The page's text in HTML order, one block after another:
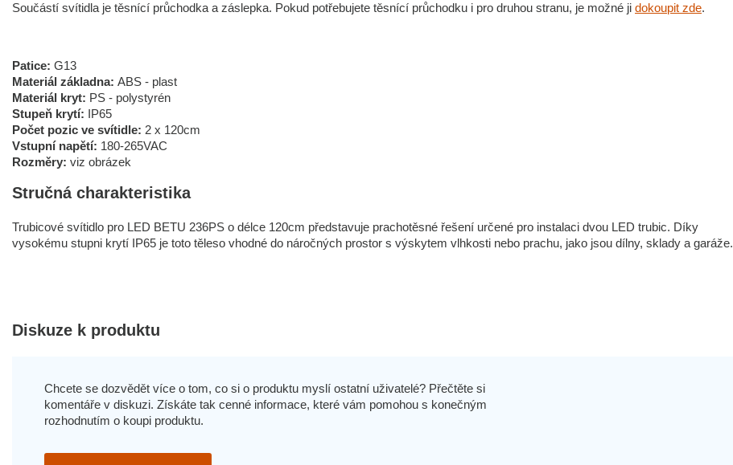
Součástí svítidla je těsnící průchodka a záslepka. Pokud potřebujete těsnící průchodku i pro druhou stranu, je možné ji dokoupit zde.
Patice: G13
Materiál základna: ABS - plast
Materiál kryt: PS - polystyrén
Stupeň krytí: IP65
Počet pozic ve svítidle: 2 x 120cm
Vstupní napětí: 180-265VAC
Rozměry: viz obrázek
Stručná charakteristika
Trubicové svítidlo pro LED BETU 236PS o délce 120cm představuje prachotěsné řešení určené pro instalaci dvou LED trubic. Díky
vysokému stupni krytí IP65 je toto těleso vhodné do náročných prostor s výskytem vlhkosti nebo prachu, jako jsou dílny, sklady a garáže.
Diskuze k produktu
Chcete se dozvědět více o tom, co si o produktu myslí ostatní uživatelé? Přečtěte si
komentáře v diskuzi. Získáte tak cenné informace, které vám pomohou s konečným
rozhodnutím o koupi produktu.